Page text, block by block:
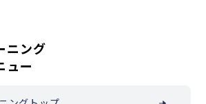
ニング
ュー